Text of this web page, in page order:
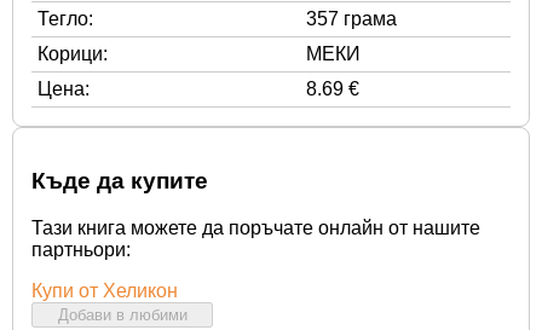
Тегло:
357 грама
Корици:
МЕКИ
Цена:
8.69 €
Къде да купите
Тази книга можете да поръчате онлайн от нашите
партньори:
Купи от Хеликон
Добави в любими